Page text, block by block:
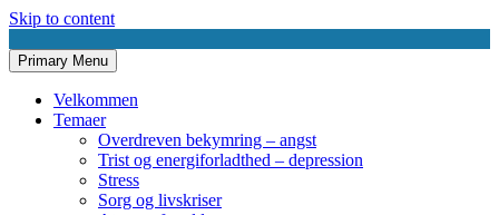
Skip to content
AnneMøllerMadsenSamtaler.dk
Udviklende samtaler
Primary Menu
Velkommen
Temaer
Overdreven bekymring – angst
Trist og energiforladthed – depression
Stress
Sorg og livskriser